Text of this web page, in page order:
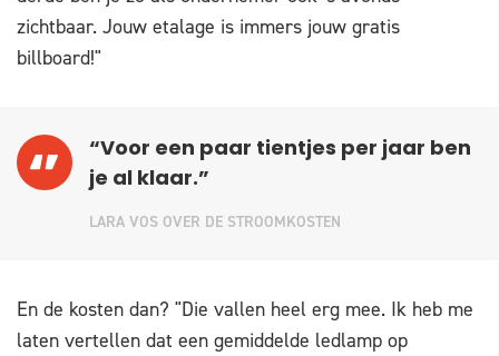
zichtbaar. Jouw etalage is immers jouw gratis
billboard!"
“Voor een paar tientjes per jaar ben
je al klaar.”
LARA VOS OVER DE STROOMKOSTEN
En de kosten dan? "Die vallen heel erg mee. Ik heb me
laten vertellen dat een gemiddelde ledlamp op